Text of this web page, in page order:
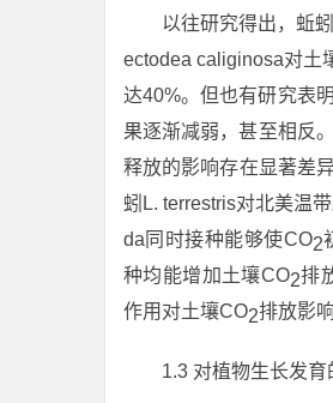
以往研究得出，蚯
ectodea caliginosa对土
达40%。但也有研究表
果逐渐减弱，甚至相反
释放的影响存在显著差
蚓L. terrestris对北美温
da同时接种能够使CO2
种均能增加土壤CO2排
作用对土壤CO2排放影
1.3 对植物生长发育